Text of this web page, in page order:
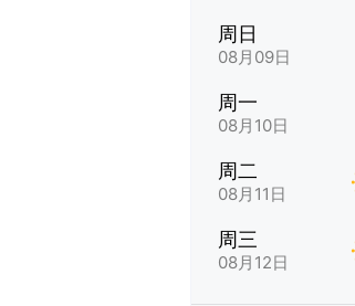
周日
08月09日
周一
08月10日
周二
08月11日
周三
08月12日